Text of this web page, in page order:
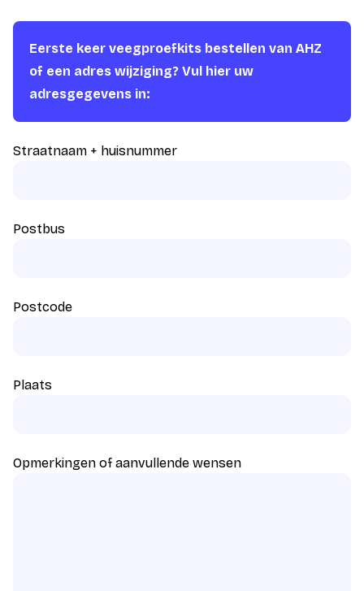
Eerste keer veegproefkits bestellen van AHZ
of een adres wijziging? Vul hier uw
adresgegevens in:
Straatnaam + huisnummer
Postbus
Postcode
Plaats
Opmerkingen of aanvullende wensen